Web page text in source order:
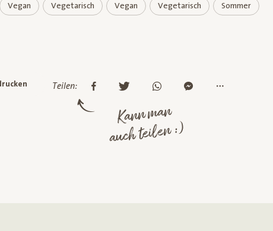
Vegan Vegetarisch Vegan Vegetarisch Sommer
Teilen:
Kann man
auch teilen :)